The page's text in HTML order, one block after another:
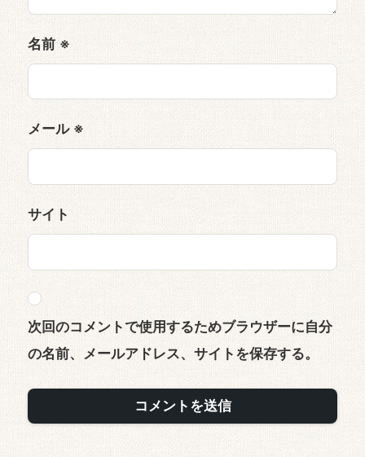
名前 ※
メール ※
サイト
次回のコメントで使用するためブラウザーに自分
の名前、メールアドレス、サイトを保存する。